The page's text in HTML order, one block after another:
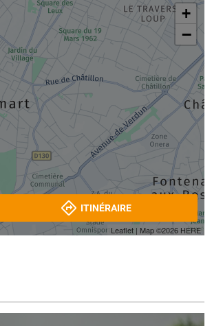
+
−
Leaflet | Map ©2026 HERE
ITINÉRAIRE